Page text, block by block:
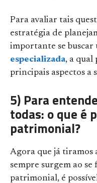
Para avaliar tais
estratégia de
importante se buscar
especializada, a qual
principais aspectos a
5) Para
todas: o que é
patrimonial?
Agora que já tiramos
sempre surgem ao
patrimonial, é